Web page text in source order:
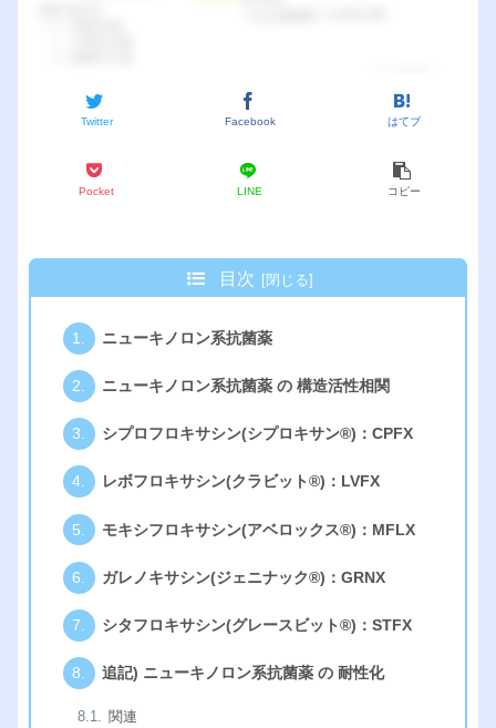
Twitter Facebook はてブ
Pocket LINE コピー
目次
ニューキノロン系抗菌薬
ニューキノロン系抗菌薬 の 構造活性相関
シプロフロキサシン(シプロキサン®︎)：CPFX
レボフロキサシン(クラビット®︎)：LVFX
モキシフロキサシン(アベロックス®︎)：MFLX
ガレノキサシン(ジェニナック®︎)：GRNX
シタフロキサシン(グレースビット®︎)：STFX
追記) ニューキノロン系抗菌薬 の 耐性化
関連